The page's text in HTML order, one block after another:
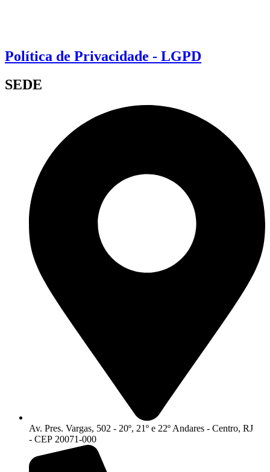
Política de Privacidade - LGPD
SEDE
Av. Pres. Vargas, 502 - 20º, 21º e 22º Andares - Centro, RJ
- CEP 20071-000